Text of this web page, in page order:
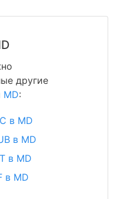
другие
MD:
в MD
в MD
в MD
в MD